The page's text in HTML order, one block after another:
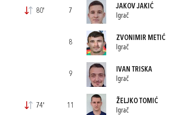
80'
74'
7
JAKOV JAKIĆ
Igrač
8
ZVONIMIR METIĆ
Igrač
9
IVAN TRISKA
Igrač
11
ŽELJKO TOMIĆ
Igrač